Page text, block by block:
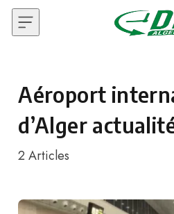
Skip to content
Aéroport
d’Alger
2 Articles